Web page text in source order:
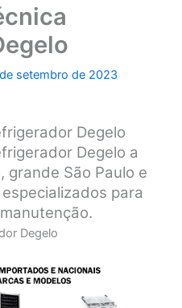
setembro de 2023
Degelo
Degelo a
grande São Paulo e
para
Degelo